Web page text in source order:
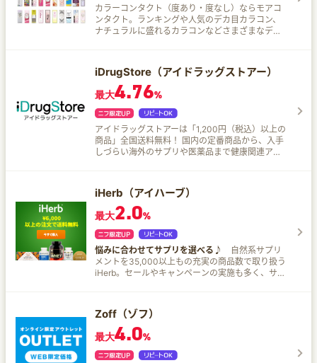
カラーコンタクト（度あり・度なし）ならモアコ
ンタクト。ランキングや人気のデカ目カラコン、
ナチュラルに盛れるカラコンなどさまざまなデザ
iDrugStore（アイドラッグストアー）
最大4.76%
アイドラッグストアーは「1,200円（税込）以上の
商品」全国送料無料！ 国内の定番商品から、入手
しづらい海外のサプリや医薬品まで健康関連アイ
iHerb（アイハーブ）
最大2.0%
悩みに合わせてサプリを選べる♪
自然系サプリ
メントを35,000以上もの充実の商品数で取り扱う
iHerb。セールやキャンペーンの実施も多く、サポ
Zoff（ゾフ）
最大4.0%